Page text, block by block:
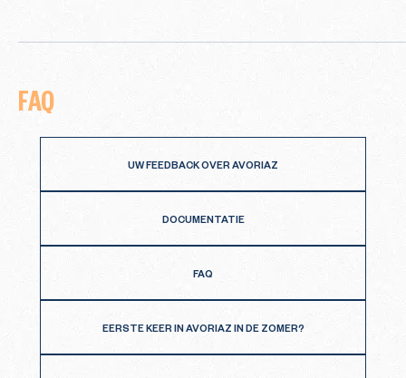
FAQ
UW FEEDBACK OVER AVORIAZ
DOCUMENTATIE
FAQ
EERSTE KEER IN AVORIAZ IN DE ZOMER?